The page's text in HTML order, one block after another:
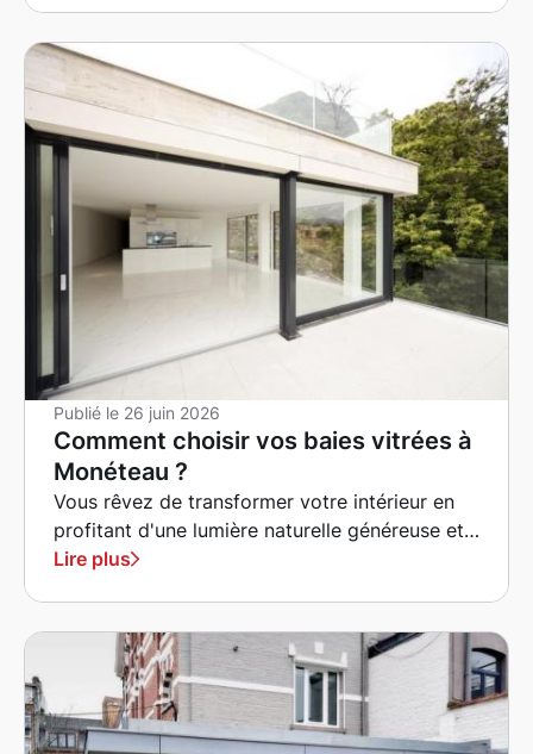
Publié le 26 juin 2026
Comment choisir vos baies vitrées à
Monéteau ?
Vous rêvez de transformer votre intérieur en
profitant d'une lumière naturelle généreuse et
d'une vue dégagée sur votre jardin ?
Lire plus